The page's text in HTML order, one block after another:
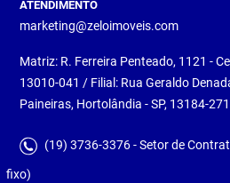
ATENDIMENTO
marketing@zeloimoveis.com
Matriz: R. Ferreira Penteado, 1121 -
13010-041 / Filial: Rua Geraldo
Paineiras, Hortolândia - SP, 13184-271
(19) 3736-3376 - Setor de
fixo)